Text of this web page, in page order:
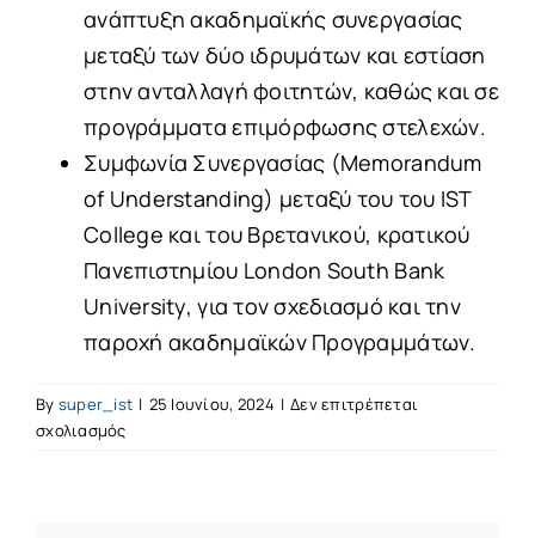
ανάπτυξη ακαδημαϊκής συνεργασίας
μεταξύ των δύο ιδρυμάτων και εστίαση
στην ανταλλαγή φοιτητών, καθώς και σε
προγράμματα επιμόρφωσης στελεχών.
Συμφωνία Συνεργασίας (Memorandum
of Understanding) μεταξύ του του IST
College και του Βρετανικού, κρατικού
Πανεπιστημίου London South Bank
University, για τον σχεδιασμό και την
παροχή ακαδημαϊκών Προγραμμάτων.
By super_ist | 25 Ιουνίου, 2024 | Δεν επιτρέπεται
σχολιασμόςστο